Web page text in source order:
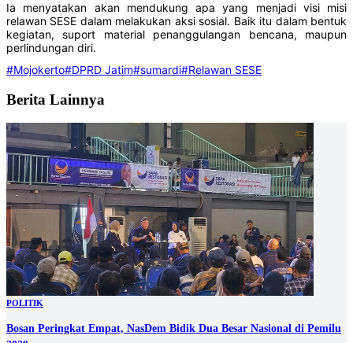
Ia menyatakan akan mendukung apa yang menjadi visi misi
relawan SESE dalam melakukan aksi sosial. Baik itu dalam bentuk
kegiatan, suport material penanggulangan bencana, maupun
perlindungan diri.
#Mojokerto#DPRD Jatim#sumardi#Relawan SESE
Berita Lainnya
POLITIK
Bosan Peringkat Empat, NasDem Bidik Dua Besar Nasional di Pemilu